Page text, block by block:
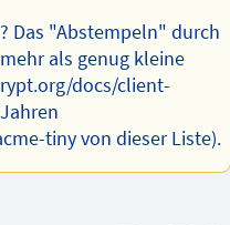
Das "Abstempeln" durch
als genug kleine
docs/client-
tiny von dieser Liste).